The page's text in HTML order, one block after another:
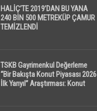
HALİÇ’TE 2019’DAN BU YANA
240 BİN 500 METREKÜP ÇAMUR
TEMİZLENDİ
TSKB Gayrimenkul Değerleme
“Bir Bakışta Konut Piyasası 2026
İlk Yarıyıl” Araştırması: Konut